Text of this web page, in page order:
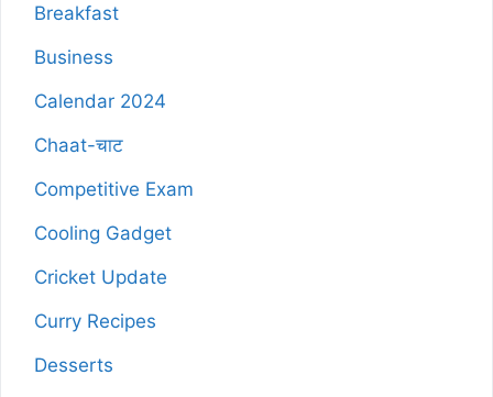
Breakfast
Business
Calendar 2024
Chaat-चाट
Competitive Exam
Cooling Gadget
Cricket Update
Curry Recipes
Desserts